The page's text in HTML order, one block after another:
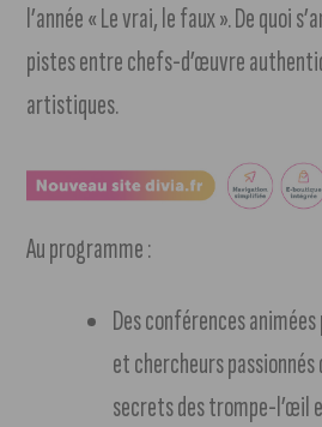
l’année « Le vrai, le faux ». De quoi
pistes entre chefs-d’œuvre
artistiques.
Au programme :
Des conférences
et chercheurs
secrets des trompe-l’œil